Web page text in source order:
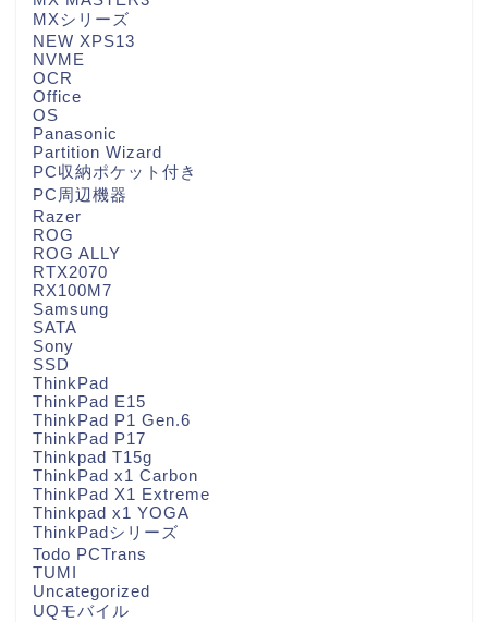
MXシリーズ
NEW XPS13
NVME
OCR
Office
OS
Panasonic
Partition Wizard
PC収納ポケット付き
PC周辺機器
Razer
ROG
ROG ALLY
RTX2070
RX100M7
Samsung
SATA
Sony
SSD
ThinkPad
ThinkPad E15
ThinkPad P1 Gen.6
ThinkPad P17
Thinkpad T15g
ThinkPad x1 Carbon
ThinkPad X1 Extreme
Thinkpad x1 YOGA
ThinkPadシリーズ
Todo PCTrans
TUMI
Uncategorized
UQモバイル